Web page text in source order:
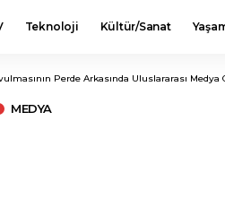
Teknoloji Kültür/Sanat
Perde Arkasında Uluslararası Medya
MEDYA